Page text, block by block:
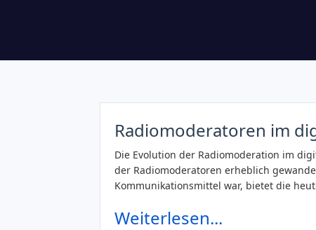
Radiomoderatoren im
Die Evolution der Radiomoderation im
der Radiomoderatoren erheblich
Kommunikationsmittel war, bietet die
Weiterlesen...